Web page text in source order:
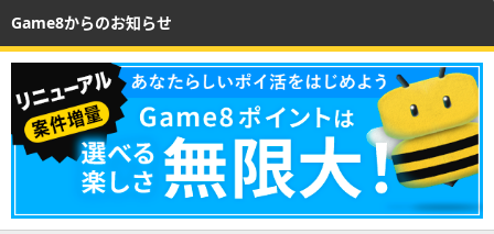
Game8からのお知らせ